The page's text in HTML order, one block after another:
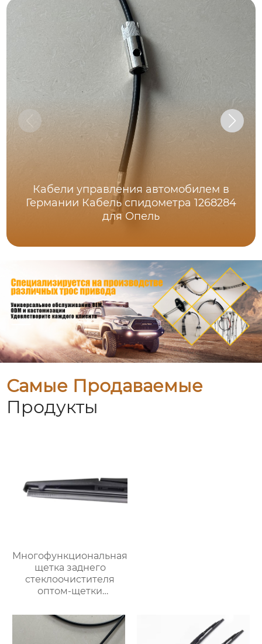
Кабели управления автомобилем в
Германии Кабель спидометра 1268284
для Опель
Самые Продаваемые
Продукты
Многофункциональная
щетка заднего
стеклоочистителя
оптом-щетки
автомобильная щетка
стеклоочистителя для
98% автомобилей